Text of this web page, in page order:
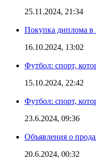
25.11.2024, 21:34
Покупка диплома в
16.10.2024, 13:02
Футбол: спорт,
15.10.2024, 22:42
Футбол: спорт,
23.6.2024, 09:36
Объявления о
20.6.2024, 00:32